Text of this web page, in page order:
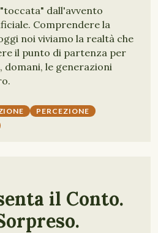
dall'avvento
Comprendere la
noi viviamo la realtà che
il punto di partenza per
domani, le generazioni
PERCEZIONE
il Conto.